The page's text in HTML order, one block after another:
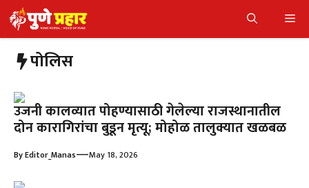
Skip
to
contentपोलिस
उजनी कालव्यात पोहण्यासाठी गेलेल्या राजस्थानातील
दोन कारागिरांचा बुडून मृत्यू; मोहोळ तालुक्यात खळबळ
ByEditor_Manas—May 18, 2026